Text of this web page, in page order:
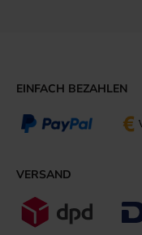
EINFACH BEZAHLEN
VERSAND